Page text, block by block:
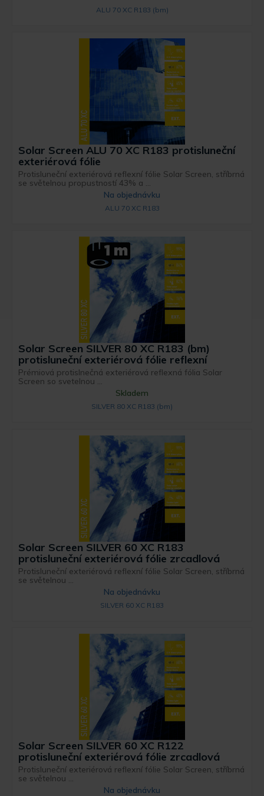
ALU 70 XC R183 (bm)
Solar Screen ALU 70 XC R183 protisluneční
exteriérová fólie
Protisluneční exteriérová reflexní fólie Solar Screen, stříbrná
se světelnou propustností 43% a ...
Na objednávku
ALU 70 XC R183
Solar Screen SILVER 80 XC R183 (bm)
protisluneční exteriérová fólie reflexní
Prémiová protislnečná exteriérová reflexná fólia Solar
Screen so svetelnou ...
Skladem
SILVER 80 XC R183 (bm)
Solar Screen SILVER 60 XC R183
protisluneční exteriérová fólie zrcadlová
Protisluneční exteriérová reflexní fólie Solar Screen, stříbrná
se světelnou ...
Na objednávku
SILVER 60 XC R183
Solar Screen SILVER 60 XC R122
protisluneční exteriérová fólie zrcadlová
Protisluneční exteriérová reflexní fólie Solar Screen, stříbrná
se světelnou ...
Na objednávku